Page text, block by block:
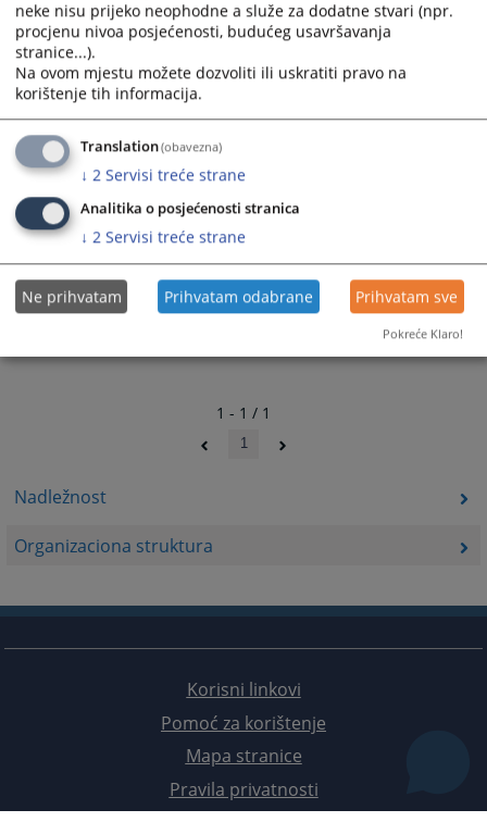
Nadležnost
Organizaciona struktura
1 - 1 / 1
1
Korisni linkovi
Pomoć za korištenje
Mapa stranice
Pravila privatnosti
neke nisu prijeko neophodne a služe za dodatne stvari (npr.
procjenu nivoa posjećenosti, budućeg usavršavanja
stranice...).
Na ovom mjestu možete dozvoliti ili uskratiti pravo na
korištenje tih informacija.
Translation(obavezna)
↓ 2 Servisi treće strane
Analitika o posjećenosti stranica
↓ 2 Servisi treće strane
Ne prihvatam Prihvatam odabrane Prihvatam sve
Pokreće Klaro!